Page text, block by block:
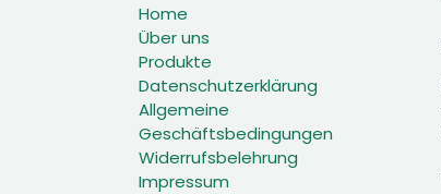
Home
Über uns
Produkte
Datenschutzerklärung
Allgemeine
Geschäftsbedingungen
Widerrufsbelehrung
Impressum